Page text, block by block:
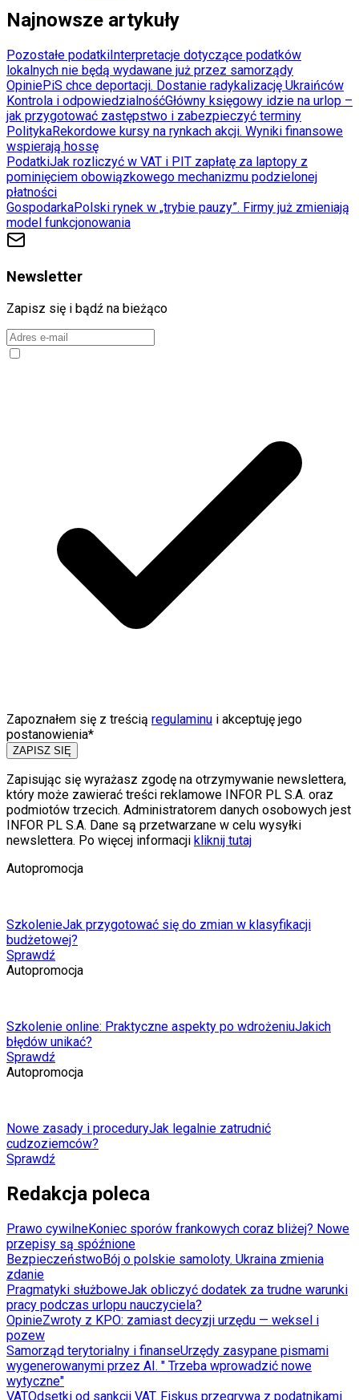
Najnowsze artykuły
Pozostałe podatki Interpretacje dotyczące podatków
lokalnych nie będą wydawane już przez samorządy
OpiniePiS chce deportacji. Dostanie radykalizację Ukraińców
Kontrola i odpowiedzialnośćGłówny księgowy idzie na urlop –
jak przygotować zastępstwo i zabezpieczyć terminy
PolitykaRekordowe kursy na rynkach akcji. Wyniki finansowe
wspierają hossę
PodatkiJak rozliczyć w VAT i PIT zapłatę za laptopy z
pominięciem obowiązkowego mechanizmu podzielonej
płatności
GospodarkaPolski rynek w „trybie pauzy”. Firmy już zmieniają
model funkcjonowania
Newsletter
Zapisz się i bądź na bieżąco
Zapoznałem się z treścią regulaminu i akceptuję jego
postanowienia*
ZAPISZ SIĘ
Zapisując się wyrażasz zgodę na otrzymywanie newslettera,
który może zawierać treści reklamowe INFOR PL S.A. oraz
podmiotów trzecich. Administratorem danych osobowych jest
INFOR PL S.A. Dane są przetwarzane w celu wysyłki
newslettera. Po więcej informacji kliknij tutaj
Autopromocja
SzkolenieJak przygotować się do zmian w klasyfikacji
budżetowej?
Sprawdź
Autopromocja
Szkolenie online: Praktyczne aspekty po wdrożeniuJakich
błędów unikać?
Sprawdź
Autopromocja
Nowe zasady i proceduryJak legalnie zatrudnić
cudzoziemców?
Sprawdź
Redakcja poleca
Prawo cywilneKoniec sporów frankowych coraz bliżej? Nowe
przepisy są spóźnione
BezpieczeństwoBój o polskie samoloty. Ukraina zmienia
zdanie
Pragmatyki służboweJak obliczyć dodatek za trudne warunki
pracy podczas urlopu nauczyciela?
OpinieZwroty z KPO: zamiast decyzji urzędu — weksel i
pozew
Samorząd terytorialny i finanseUrzędy zasypane pismami
wygenerowanymi przez AI. " Trzeba wprowadzić nowe
wytyczne"
VATOdsetki od sankcji VAT. Fiskus przegrywa z podatnikami